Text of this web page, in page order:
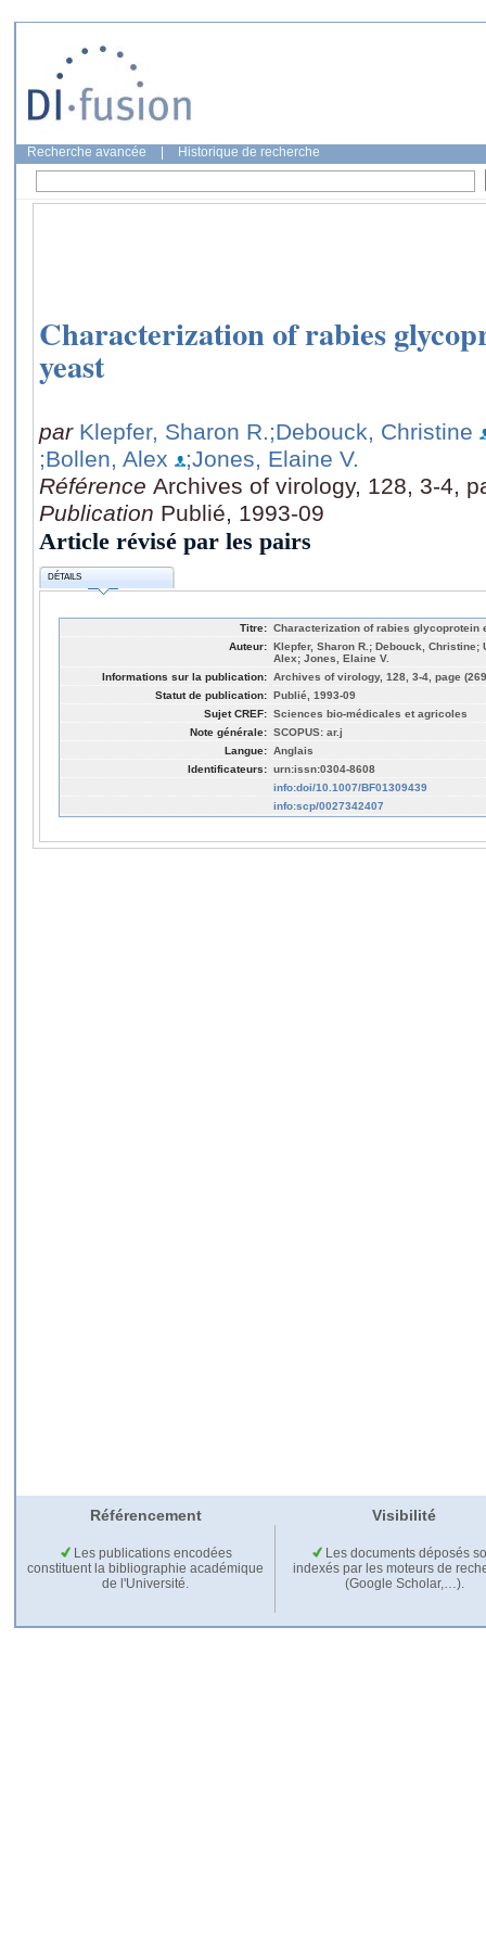
Recherche avancée Historique de recherche
Characterization of rabies
yeast
par Klepfer, Sharon R.;Debouck, Christine
;Bollen, Alex
;Jones, Elaine V.
Référence Archives of virology, 128, 3-4,
Publication Publié, 1993-09
Article révisé par les pairs
DÉTAILS
Titre: Characterization of rabies glycoprotein
Auteur: Klepfer, Sharon R.; Debouck,
Alex; Jones, Elaine V.
Informations sur la publication: Archives of virology, 128, 3-4, page
Statut de publication: Publié, 1993-09
Sujet CREF: Sciences bio-médicales et agricoles
Note générale: SCOPUS: ar.j
Langue: Anglais
Identificateurs: urn:issn:0304-8608
info:doi/10.1007/BF01309439
info:scp/0027342407
Référencement Visibilité
Les publications encodées
constituent la bibliographie académique
de l'Université.
Les documents déposés
indexés par les moteurs de
(Google Scholar,…).